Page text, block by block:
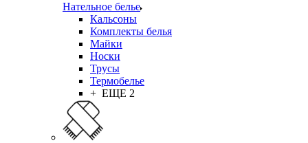
Нательное белье
Кальсоны
Комплекты белья
Майки
Носки
Трусы
Термобелье
+ ЕЩЕ 2